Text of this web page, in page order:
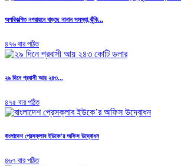
অপরিকল্পিত নগরায়নে বাড়ছে নানান সমস্যা,ঝুঁকি...
৪৭৬ বার পঠিত
২৯ দিনে প্রবাসী আয় ২৪৩...
৪৭৫ বার পঠিত
বাংলাদেশ প্রেসক্লাব ইউকে’র অফিস উদ্বোধন
৪৬৭ বার পঠিত